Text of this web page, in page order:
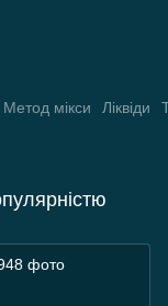
мікси Ліквіди